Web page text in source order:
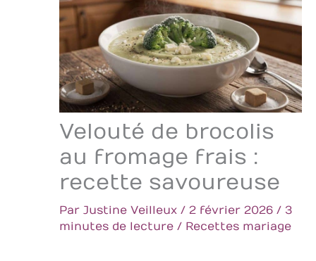
Velouté de brocolis
au fromage frais :
recette savoureuse
Par Justine Veilleux / 2 février 2026 / 3
minutes de lecture / Recettes mariage